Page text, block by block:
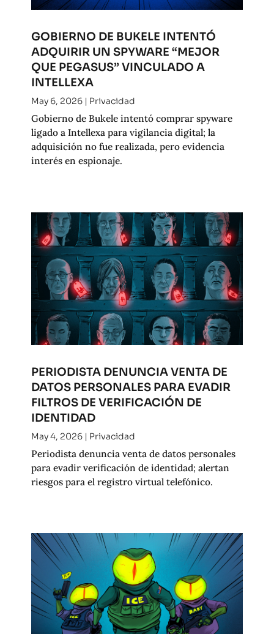
GOBIERNO DE BUKELE INTENTÓ
ADQUIRIR UN SPYWARE “MEJOR
QUE PEGASUS” VINCULADO A
INTELLEXA
May 6, 2026| Privacidad
Gobierno de Bukele intentó comprar spyware
ligado a Intellexa para vigilancia digital; la
adquisición no fue realizada, pero evidencia
interés en espionaje.
PERIODISTA DENUNCIA VENTA DE
DATOS PERSONALES PARA EVADIR
FILTROS DE VERIFICACIÓN DE
IDENTIDAD
May 4, 2026| Privacidad
Periodista denuncia venta de datos personales
para evadir verificación de identidad; alertan
riesgos para el registro virtual telefónico.